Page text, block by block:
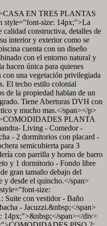
EN TRES PLANTAS
style="font-size: 14px;">La
calidad constructiva, detalles de
interior y exterior como se
cuenta con un diseño
con el entorno natural y
hacen única para quienes
con una vegetación privilegiada
El techo estilo colonial
de la propiedad hablan de un
Tiene Aberturas DVH con
y mucho mas.</span></p>
PLANTA
Living - Comedor -
- 2 dormitorios con placard -
semicubierta para 3
con parrilla y horno de barro
y 1 dormitorio - Fondo libre
gran tamaño debajo del
y desde el quincho.</span>
size:
con vestidor - Baño
- Jacuzzi.&nbsp;</span>
14px;">&nbsp;</span></div>